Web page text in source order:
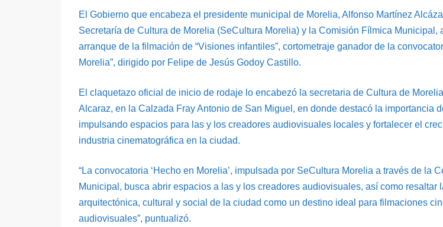
El Gobierno que encabeza el presidente municipal de Morelia, Alfonso Martínez
Secretaría de Cultura de Morelia (SeCultura Morelia) y la Comisión Fílmica Municipal,
arranque de la filmación de “Visiones infantiles”, cortometraje ganador de la
Morelia”, dirigido por Felipe de Jesús Godoy Castillo.
El claquetazo oficial de inicio de rodaje lo encabezó la secretaria de Cultura de
Alcaraz, en la Calzada Fray Antonio de San Miguel, en donde destacó la importancia
impulsando espacios para las y los creadores audiovisuales locales y fortalecer el
industria cinematográfica en la ciudad.
“La convocatoria ‘Hecho en Morelia’, impulsada por SeCultura Morelia a través de la
Municipal, busca abrir espacios a las y los creadores audiovisuales, así como resaltar
arquitectónica, cultural y social de la ciudad como un destino ideal para filmaciones
audiovisuales”, puntualizó.